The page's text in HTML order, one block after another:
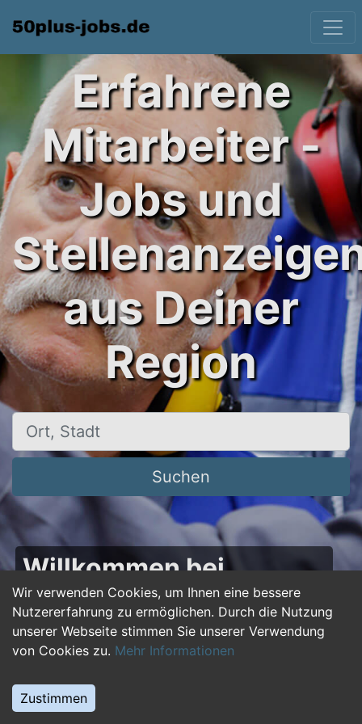
Wir verwenden Cookies, um Ihnen eine bessere
Nutzererfahrung zu ermöglichen. Durch die Nutzung
unserer Webseite stimmen Sie unserer Verwendung
von Cookies zu. Mehr Informationen
Zustimmen
Erfahrene
Mitarbeiter -
Jobs und
aus Deiner
Region
Ort, Stadt
Suchen
Willkommen bei
50plus-jobs.de – Dein
Portal für Jobs ab 50!
Du bist über 50 und suchst nach einer neuen
beruflichen Herausforderung oder einem
Jobwechsel? Auf